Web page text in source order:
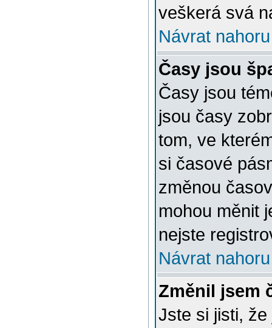
veškerá svá
Návrat nahoru
Časy jsou
Časy jsou
jsou časy
tom, ve
si časové
změnou
mohou měnit
nejste
Návrat nahoru
Změnil jsem
Jste si jisti,